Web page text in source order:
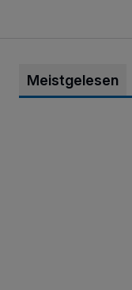
Meistgelesen